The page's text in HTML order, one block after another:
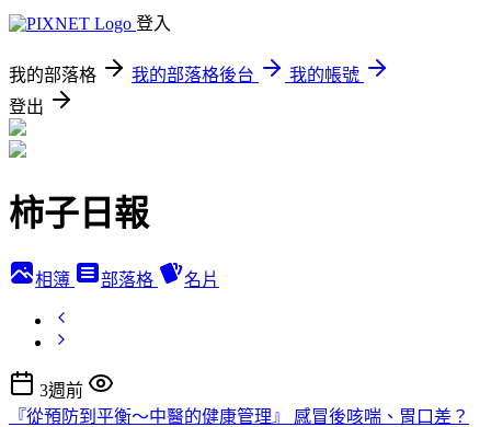
登入
我的部落格 我的部落格後台
我的帳號
登出
柿子日報
相簿 部落格 名片
3週前
『從預防到平衡～中醫的健康管理』 感冒後咳喘、胃口差？